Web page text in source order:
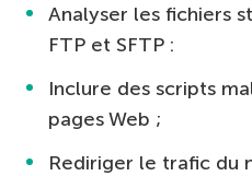
Analyser les fichiers
FTP et SFTP :
Inclure des scripts
pages Web ;
Rediriger le trafic du